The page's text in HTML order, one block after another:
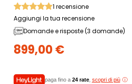
1 recensione
Aggiungi la tua recensione
Domande e risposte (3 domande)
899,00 €
paga fino a 24 rate, scopri di più